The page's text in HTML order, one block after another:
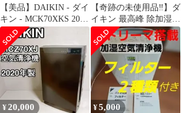
【美品】DAIKIN - ダイ
キン - MCK70XKS 2021
年製
【奇跡の未使用品‼︎】ダ
イキン 最高峰 除加湿空
気清浄機 MCZ70RKS-
W
¥20,000 ¥5,000